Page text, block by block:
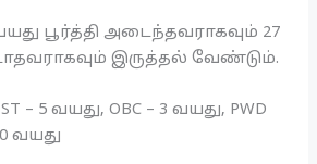
பூர்த்தி அடைந்தவராகவும் 27
இருத்தல் வேண்டும்.
ST – 5 வயது, OBC – 3 வயது, PWD
வயது